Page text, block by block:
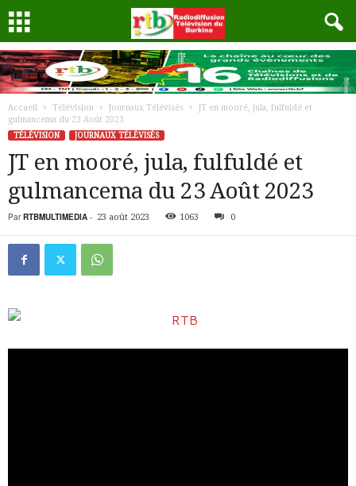
Accueil Télévision Journaux Télévisés
JT en mooré, jula, fulfuldé et
gulmancema du 23 Août 2023
TÉLÉVISION
JOURNAUX TÉLÉVISÉS
JT en mooré, jula, fulfuldé et
gulmancema du 23 Août 2023
Par RTBMULTIMEDIA - 23 août 2023 1063 0